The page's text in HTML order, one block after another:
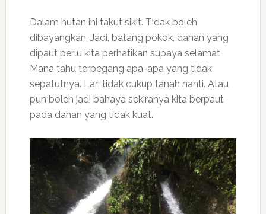
Dalam hutan ini takut sikit. Tidak boleh
dibayangkan. Jadi, batang pokok, dahan yang
dipaut perlu kita perhatikan supaya selamat.
Mana tahu terpegang apa-apa yang tidak
sepatutnya. Lari tidak cukup tanah nanti. Atau
pun boleh jadi bahaya sekiranya kita berpaut
pada dahan yang tidak kuat.